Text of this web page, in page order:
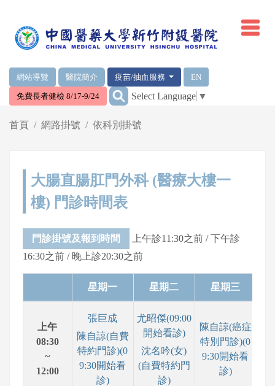
網站導覽 醫院簡介 疫苗/抽血服務 EN
免費長者健檢 8/17-9/24 ::: Select Language ▼
首頁 網路掛號 依科別掛號
大腸直腸肛門外科 (醫療大樓一
樓) 門診時間表
門診掛號及報到時間
上午診11:30之前 / 下午診
16:30之前 / 晚上診20:30之前
星期一 星期二 星期三
上午
08:30
~
12:00
張巨成
陳自諒(自費
特約門診)(0
9:30開始看
診)
尤昭傑(09:00
開始看診)
沈名吟(女)
(自費特約門
診)
陳自諒(癌症
特別門診)(0
9:30開始看
診)